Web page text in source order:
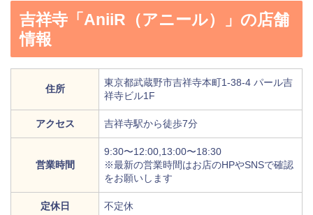
吉祥寺「AniiR（アニール）」の店舗
情報
住所
東京都武蔵野市吉祥寺本町1-38-4 パール吉
祥寺ビル1F
アクセス 吉祥寺駅から徒歩7分
営業時間
9:30〜12:00,13:00〜18:30
※最新の営業時間はお店のHPやSNSで確認
をお願いします
定休日 不定休